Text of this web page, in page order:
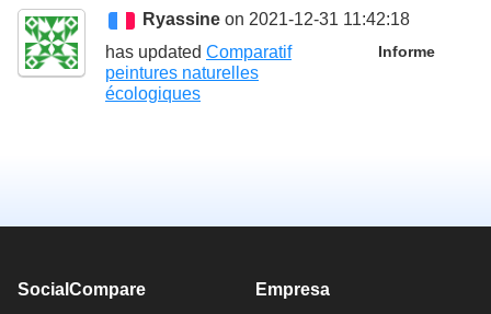
Ryassine on 2021-12-31 11:42:18
Informe
has updated Comparatif
peintures naturelles
écologiques
SocialCompare Empresa